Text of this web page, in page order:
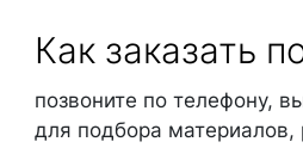
Как заказать
позвоните по телефону,
для подбора материалов,